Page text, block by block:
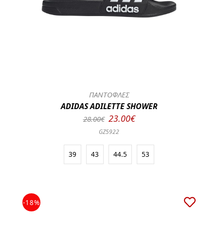
ΠΑΝΤΟΦΛΕΣ
ADIDAS ADILETTE SHOWER
28.00€ 23.00€
GZ5922
39 43 44.5 53
-18%